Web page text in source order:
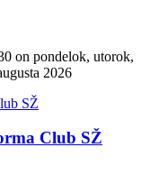
on pondelok, utorok,
2026
Club SŽ